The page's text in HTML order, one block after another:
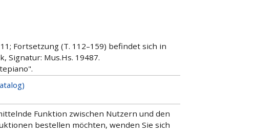
Fortsetzung (T. 112–159) befindet sich in
Signatur: Mus.Hs. 19487.
Funktion zwischen Nutzern und den
bestellen möchten, wenden Sie sich